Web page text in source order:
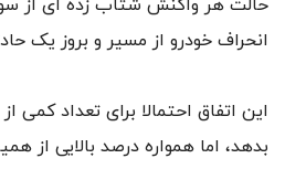
حالت هر واکنش شتاب زده ای از
انحراف خودرو از مسیر و بروز یک
این اتفاق احتمالا برای تعداد کمی
بدهد، اما همواره درصد بالایی از